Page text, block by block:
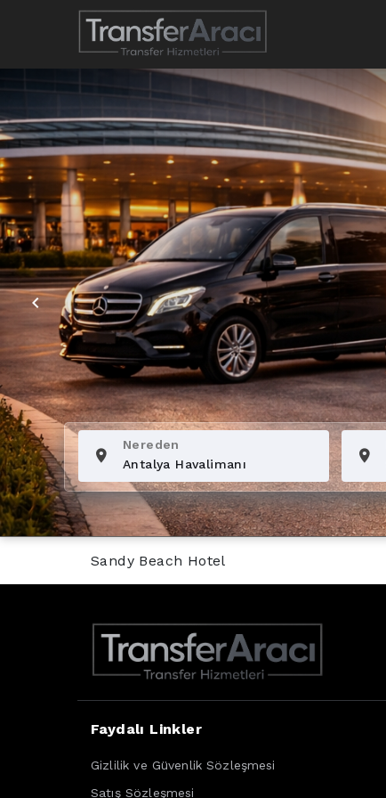
Nereden
Sandy Beach Hotel
Faydalı Linkler
Gizlilik ve Güvenlik Sözleşmesi
Satış Sözleşmesi